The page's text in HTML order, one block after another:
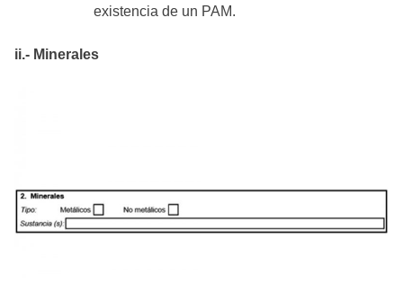
existencia de un PAM.
ii.- Minerales